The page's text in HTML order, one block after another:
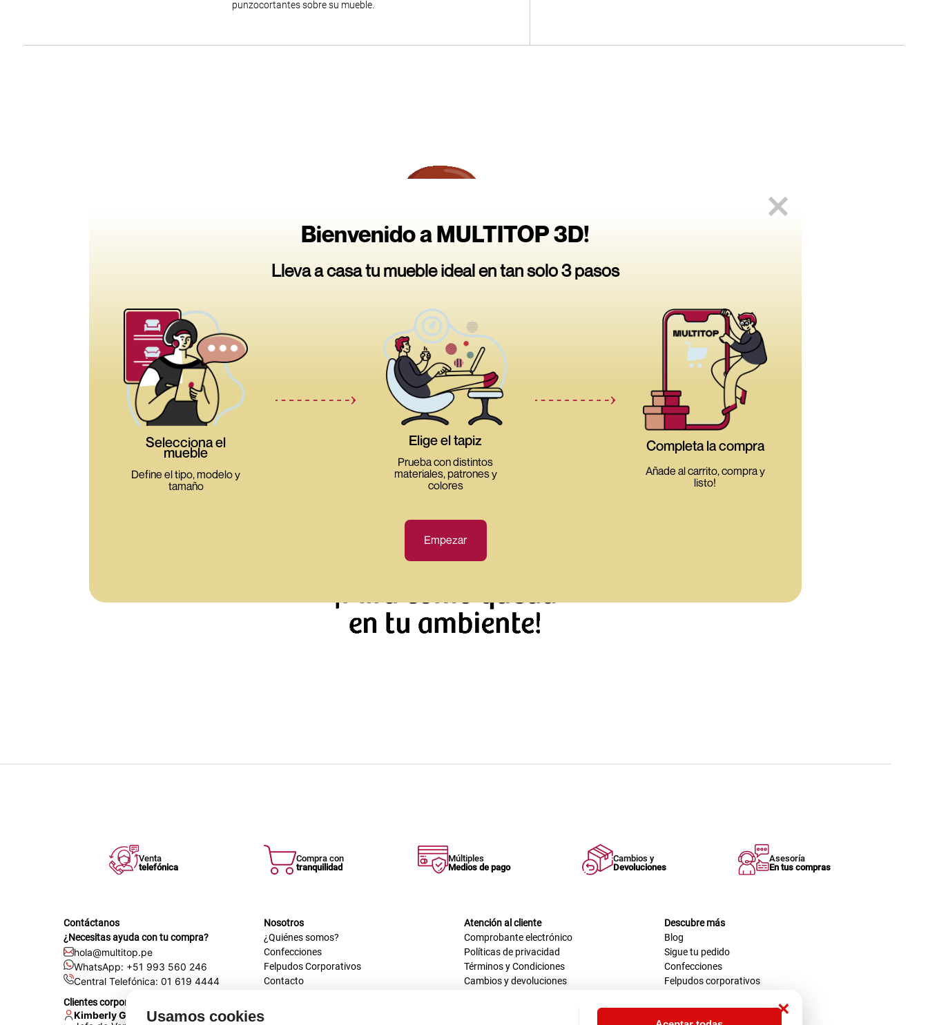
×
Usamos cookies
punzocortantes sobre su mueble.
Venta
telefónica
Compra con
tranquilidad
Múltiples
Medios de pago
Cambios y
Devoluciones
Asesoría
En tus compras
Contáctanos
¿Necesitas ayuda con tu compra?
hola@multitop.pe
WhatsApp: +51 993 560 246
Central Telefónica: 01 619 4444
Clientes corporativos
Kimberly Garcia
Nosotros
¿Quiénes somos?
Confecciones
Felpudos Corporativos
Contacto
Atención al cliente
Comprobante electrónico
Políticas de privacidad
Términos y Condiciones
Cambios y devoluciones
Descubre más
Blog
Sigue tu pedido
Confecciones
Felpudos corporativos